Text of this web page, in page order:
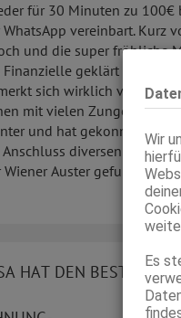
Wir
Es
für 30 Minuten zu 100€
vereinbart. Kurz
und die super fröhliche
geklärt und
sich wirklich viele
mit vielen
und hat gekonnt einen
diversen
Auster gefunden.
HAT DEN BESTEN